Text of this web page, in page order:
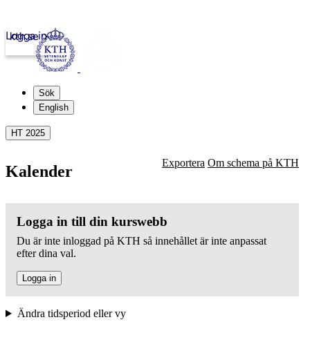
kth.se
Logga in
Sök
English
HT 2025
Kalender Exportera Om schema på KTH
Logga in till din kurswebb
Du är inte inloggad på KTH så innehållet är inte anpassat
efter dina val.
Logga in
Ändra tidsperiod eller vy